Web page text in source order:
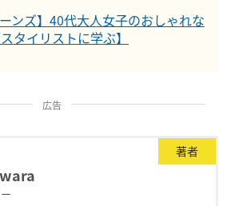
ンズ】40代大人女子のおしゃれな
タイリストに学ぶ】
広告
著者